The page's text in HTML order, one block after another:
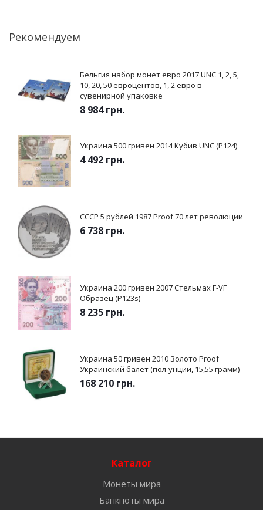
Рекомендуем
Бельгия набор монет евро 2017 UNC 1, 2, 5,
10, 20, 50 евроцентов, 1, 2 евро в
сувенирной упаковке
8 984грн.
Украина 500 гривен 2014 Кубив UNC (P124)
4 492 грн.
СССР 5 рублей 1987 Proof 70 лет революции
6 738 грн.
Украина 200 гривен 2007 Стельмах F-VF
Образец (P123s)
8 235 грн.
Украина 50 гривен 2010 Золото Proof
Украинский балет (пол-унции, 15,55 грамм)
168 210 грн.
Каталог
Монеты мира
Банкноты мира